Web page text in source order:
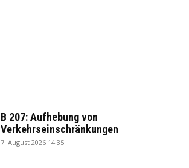
B 207: Aufhebung von
Verkehrseinschränkungen
7. August 2026 14:35